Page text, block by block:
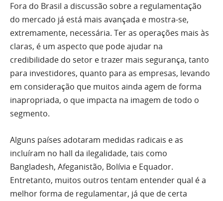
Fora do Brasil a discussão sobre a regulamentação
do mercado já está mais avançada e mostra-se,
extremamente, necessária. Ter as operações mais às
claras, é um aspecto que pode ajudar na
credibilidade do setor e trazer mais segurança, tanto
para investidores, quanto para as empresas, levando
em consideração que muitos ainda agem de forma
inapropriada, o que impacta na imagem de todo o
segmento.
Alguns países adotaram medidas radicais e as
incluíram no hall da ilegalidade, tais como
Bangladesh, Afeganistão, Bolívia e Equador.
Entretanto, muitos outros tentam entender qual é a
melhor forma de regulamentar, já que de certa